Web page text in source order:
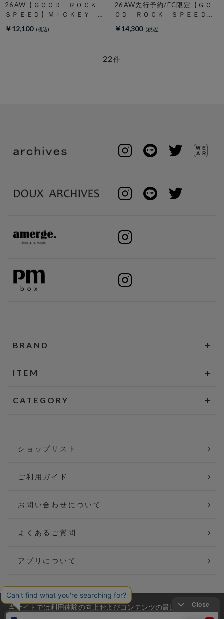
26AW【ＧＯＯＤ ＲＯＣＫ
ＳＰＥＥＤ】ＭＩＣＫＥＹ
￥12,100
26AW先行予約/EC限定【ＧＯ
ＯＤ ＲＯＣＫ ＳＰＥＥＤ】
￥14,300
22件
BRAND
ITEM
CATEGORY
ショップリスト
ご利用ガイド
お問い合わせについて
よくあるご質問
アプリについて
会社概要
当サイトでは利用体験の向上およびコンテンツの最適な提供、ト